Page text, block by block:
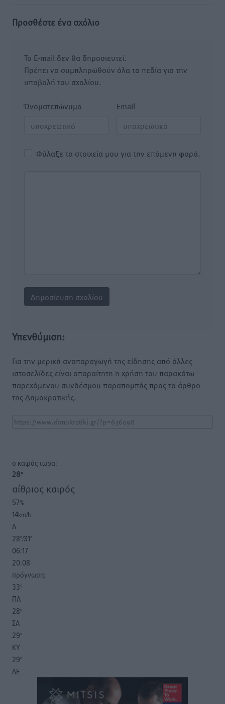
Προσθέστε ένα σχόλιο
Το E-mail δεν θα δημοσιευτεί.
Πρέπει να συμπληρωθούν όλα τα πεδία για την
υποβολή του σχολίου.
Όνοματεπώνυμο Email
Φύλαξε τα στοιχεία μου για την επόμενη φορά.
Υπενθύμιση:
Για την μερική αναπαραγωγή της είδησης από άλλες
ιστοσελίδες είναι απαραίτητη η χρήση του παρακάτω
παρεχόμενου συνδέσμου παραπομπής προς το άρθρο
της Δημοκρατικής.
o καιρός τώρα:
28°
αίθριος καιρός
57%
14km/h
Δ
28°/31°
06:17
20:08
πρόγνωση:
33°
ΠΑ
28°
ΣΑ
29°
ΚΥ
29°
ΔΕ